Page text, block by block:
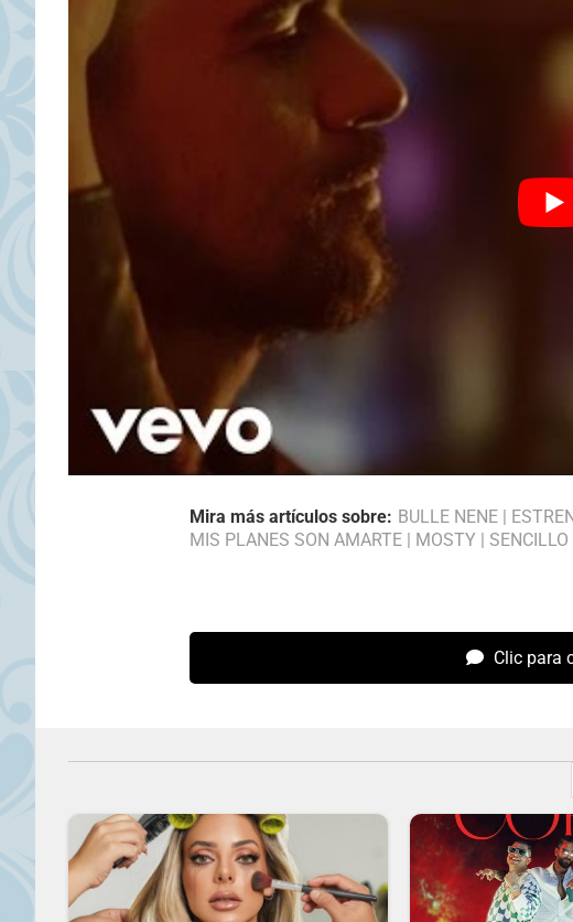
Mira más artículos sobre: BULLE NENE
MIS PLANES SON AMARTE
MOSTY SENCILLO
Clic para